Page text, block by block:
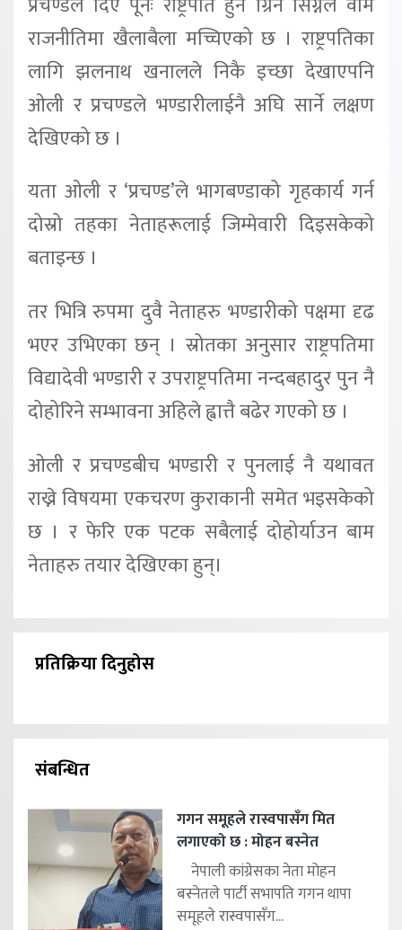
राजनीतिमा खैलाबैला मच्चिएको छ । राष्ट्रपतिका
लागि झलनाथ खनालले निकै इच्छा देखाएपनि
ओली र प्रचण्डले भण्डारीलाईनै अघि सार्ने लक्षण
देखिएको छ ।
यता ओली र ‘प्रचण्ड’ले भागबण्डाको गृहकार्य गर्न
दोस्रो तहका नेताहरूलाई जिम्मेवारी दिइसकेको
बताइन्छ ।
तर भित्रि रुपमा दुवै नेताहरु भण्डारीको पक्षमा दृढ
भएर उभिएका छन् । स्रोतका अनुसार राष्ट्रपतिमा
विद्यादेवी भण्डारी र उपराष्ट्रपतिमा नन्दबहादुर पुन नै
दोहोरिने सम्भावना अहिले ह्वात्तै बढेर गएको छ ।
ओली र प्रचण्डबीच भण्डारी र पुनलाई नै यथावत
राख्ने विषयमा एकचरण कुराकानी समेत भइसकेको
छ । र फेरि एक पटक सबैलाई दोहोर्याउन बाम
नेताहरु तयार देखिएका हुन्।
प्रतिक्रिया दिनुहोस
संबन्धित
गगन समूहले रास्वपासँग मित
लगाएको छ : मोहन बस्नेत
नेपाली कांग्रेसका नेता मोहन
बस्नेतले पार्टी सभापति गगन थापा
समूहले रास्वपासँग...